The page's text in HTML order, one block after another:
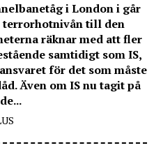
i London i går
terrorhotnivån till den
räknar med att fler
samtidigt som IS,
för det som måste
Även om IS nu tagit på